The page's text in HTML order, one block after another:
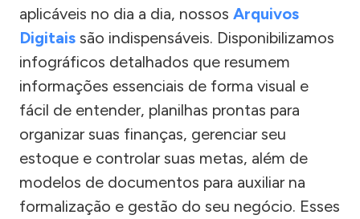
aplicáveis no dia a dia, nossos Arquivos
Digitais são indispensáveis. Disponibilizamos
infográficos detalhados que resumem
informações essenciais de forma visual e
fácil de entender, planilhas prontas para
organizar suas finanças, gerenciar seu
estoque e controlar suas metas, além de
modelos de documentos para auxiliar na
formalização e gestão do seu negócio. Esses